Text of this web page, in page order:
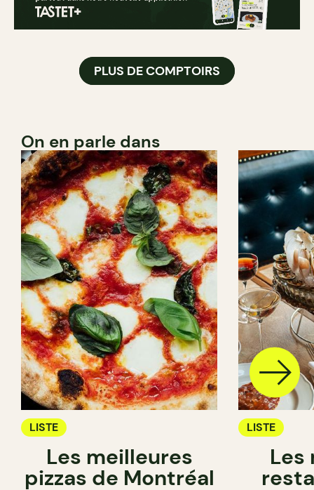
PLUS DE COMPTOIRS
On en parle dans
LISTE
Les meilleures
pizzas de Montréal
LISTE
Les